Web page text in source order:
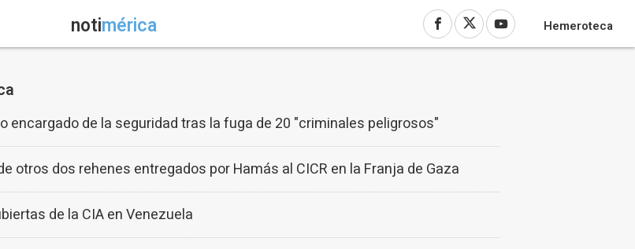
notimérica Hemeroteca
encargado de la seguridad tras la fuga de 20 "criminales peligrosos"
otros dos rehenes entregados por Hamás al CICR en la Franja de Gaza
de la CIA en Venezuela